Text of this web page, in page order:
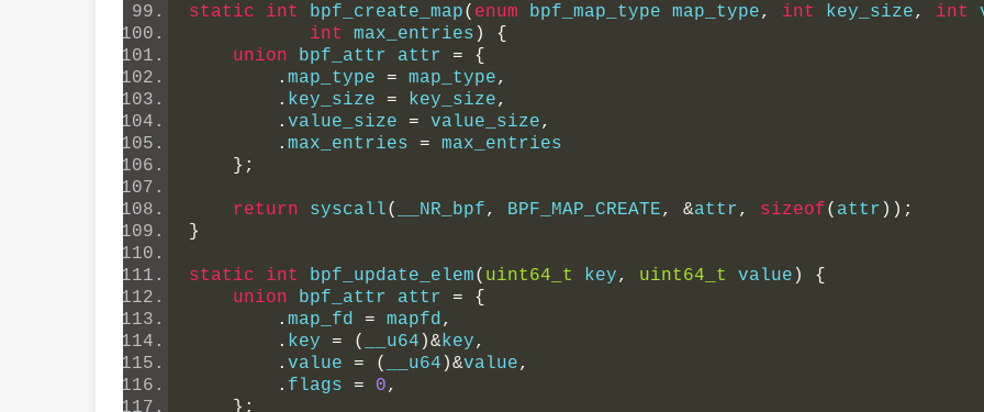
static int bpf_create_map( enum bpf_map_type map_type, int key_size, int
int
max_entries )
{
union bpf_attr attr =
{
. map_type = map_type,
. key_size = key_size,
. value_size = value_size,
. max_entries = max_entries
};
return syscall( __NR_bpf, BPF_MAP_CREATE, &attr, sizeof( attr ));
}
static int bpf_update_elem( uint64_t key, uint64_t value )
{
union bpf_attr attr =
{
. map_fd = mapfd ,
. key = ( __u64 )&key,
. value = ( __u64 )&value,
. flags = 0,
};